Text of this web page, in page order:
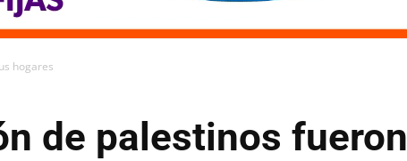
hogares
de palestinos fueron